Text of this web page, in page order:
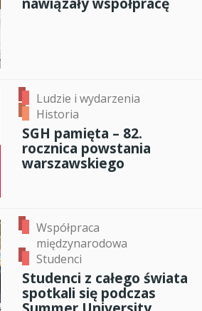
Ludzie i wydarzenia
Historia
SGH pamięta – 82.
rocznica powstania
warszawskiego
Współpraca
międzynarodowa
Studenci
Studenci z całego świata
spotkali się podczas